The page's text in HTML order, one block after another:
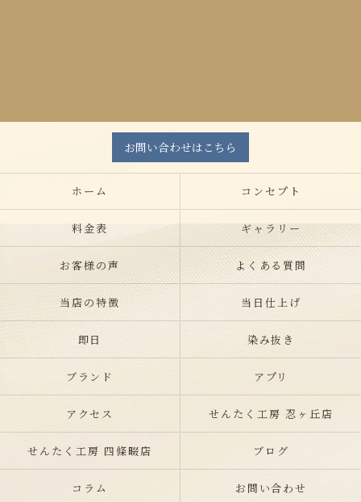
お問い合わせはこちら
ホーム コンセプト
料金表 ギャラリー
お客様の声 よくある質問
当店の特徴 当日仕上げ
即日 染み抜き
ブランド アプリ
アクセス せんたく工房 忍ヶ丘店
せんたく工房 四條畷店 ブログ
コラム お問い合わせ